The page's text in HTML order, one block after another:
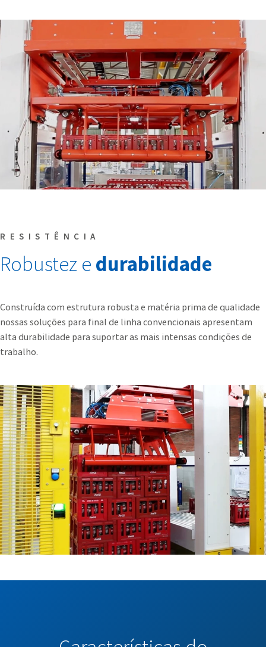
RESISTÊNCIA
Robustez e durabilidade
Construída com estrutura robusta e matéria prima de qualidade
nossas soluções para final de linha convencionais apresentam
alta durabilidade para suportar as mais intensas condições de
trabalho.